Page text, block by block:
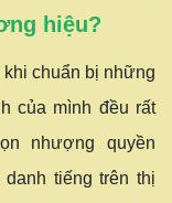
hiệu?
chuẩn bị những
của mình đều rất
nhượng quyền
tiếng trên thị